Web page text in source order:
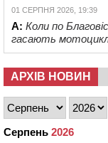
01 СЕРПНЯ 2026, 19:39
А: Коли по
гасають
АРХІВ НОВИН
Серпень 2026